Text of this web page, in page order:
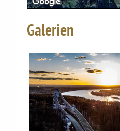
Galerien